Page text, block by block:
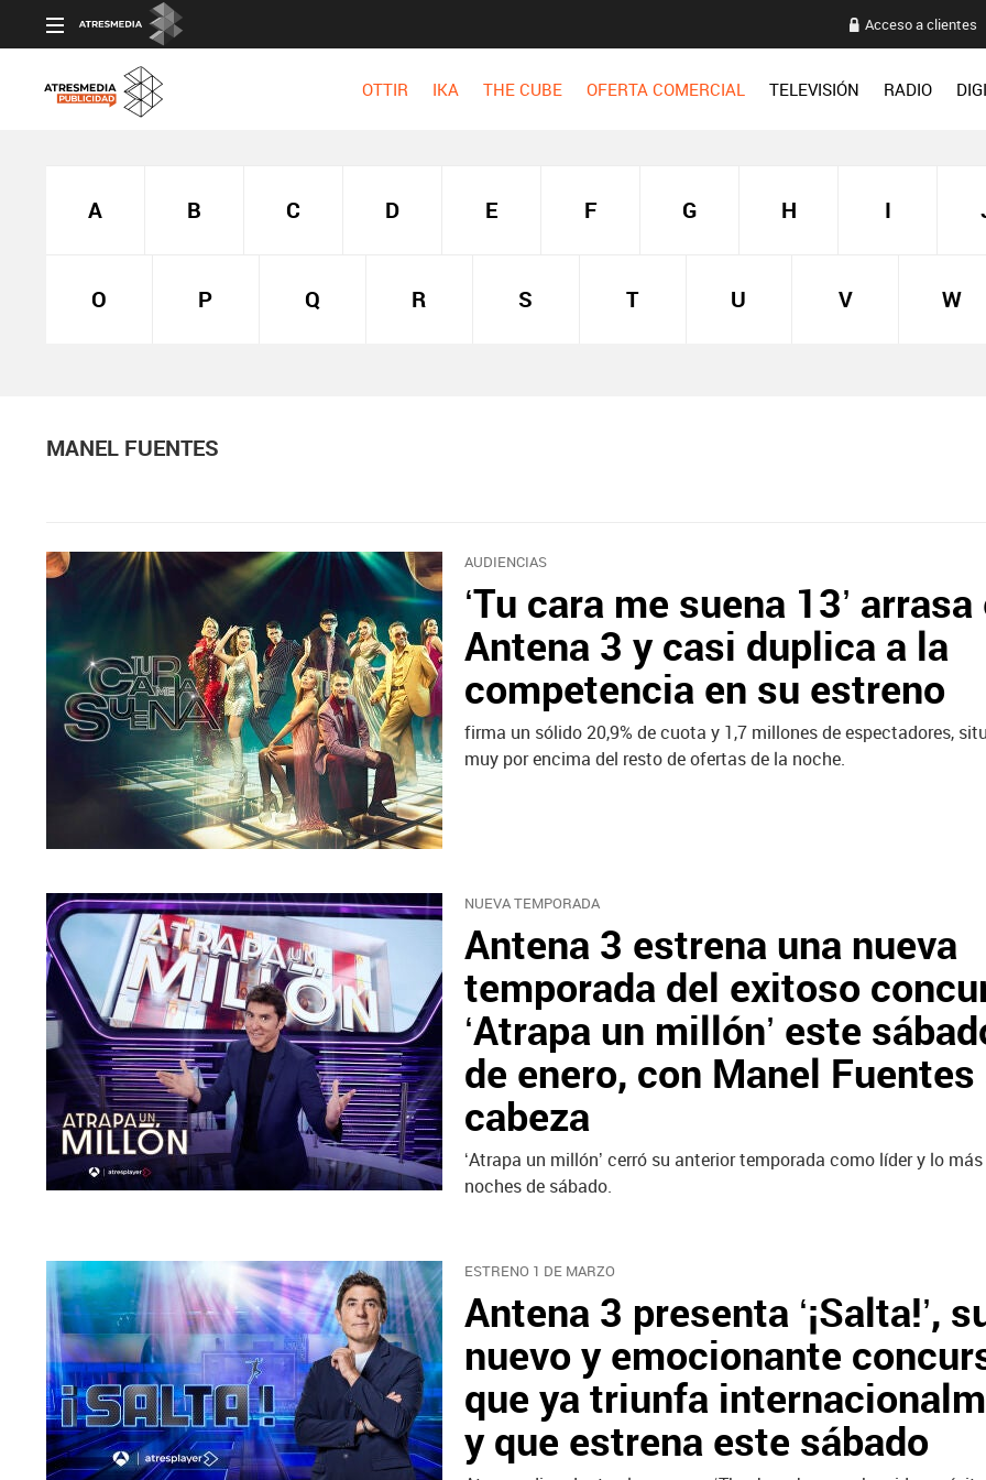
Acceso a clientes
OTTIR IKA THE CUBE OFERTA COMERCIAL TELEVISIÓN RADIO
A B C D E F G H I
O P Q R S T U V W
MANEL FUENTES
AUDIENCIAS
‘Tu cara me suena 13’ arrasa
Antena 3 y casi duplica a la
competencia en su estreno
firma un sólido 20,9% de cuota y 1,7 millones de espectadores,
muy por encima del resto de ofertas de la noche.
NUEVA TEMPORADA
Antena 3 estrena una nueva
temporada del exitoso
‘Atrapa un millón’ este
de enero, con Manel Fuentes
cabeza
‘Atrapa un millón’ cerró su anterior temporada como líder y lo
noches de sábado.
ESTRENO 1 DE MARZO
Antena 3 presenta ‘¡Salta!’,
nuevo y emocionante
que ya triunfa
y que estrena este sábado